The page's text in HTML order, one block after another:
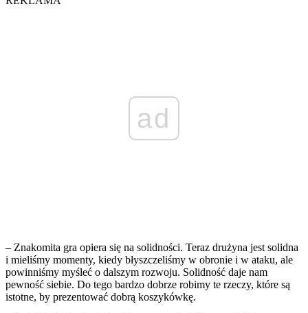
ad
– Znakomita gra opiera się na solidności. Teraz drużyna jest solidna
i mieliśmy momenty, kiedy błyszczeliśmy w obronie i w ataku, ale
powinniśmy myśleć o dalszym rozwoju. Solidność daje nam
pewność siebie. Do tego bardzo dobrze robimy te rzeczy, które są
istotne, by prezentować dobrą koszykówkę.